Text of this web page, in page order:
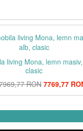
living Mona, lemn
clasic
RON 7769,77